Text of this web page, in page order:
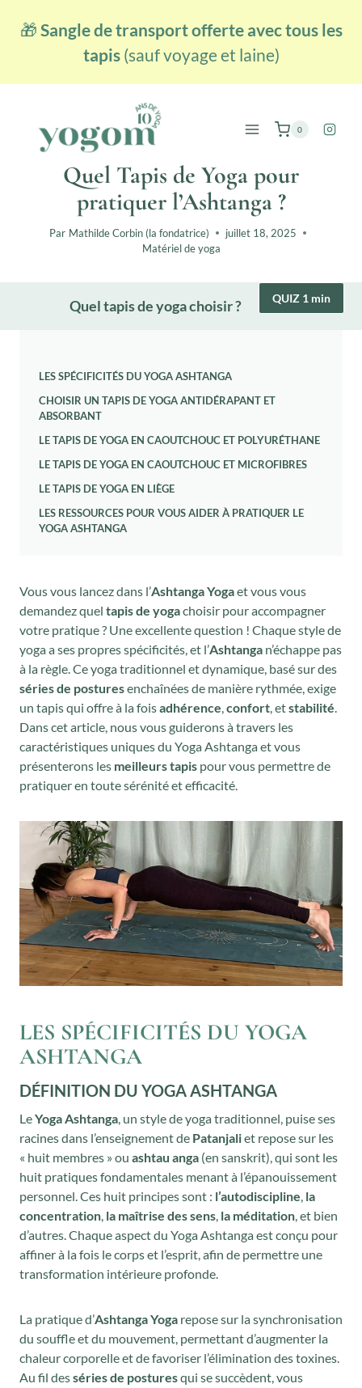
🎁 Sangle de transport offerte avec tous les
tapis (sauf voyage et laine)
0
Quel Tapis de Yoga pour
pratiquer l’Ashtanga ?
Par Mathilde Corbin (la fondatrice)
juillet 18, 2025
Matériel de yoga
Quel tapis de yoga choisir ? QUIZ 1 min
LES SPÉCIFICITÉS DU YOGA ASHTANGA
CHOISIR UN TAPIS DE YOGA ANTIDÉRAPANT ET
ABSORBANT
LE TAPIS DE YOGA EN CAOUTCHOUC ET POLYURÉTHANE
LE TAPIS DE YOGA EN CAOUTCHOUC ET MICROFIBRES
LE TAPIS DE YOGA EN LIÈGE
LES RESSOURCES POUR VOUS AIDER À PRATIQUER LE
YOGA ASHTANGA
Vous vous lancez dans l’Ashtanga Yogaet vous vous
demandez quel tapis de yogachoisir pour accompagner
votre pratique ? Une excellente question ! Chaque style de
yoga a ses propres spécificités, et l’Ashtanga n’échappe pas
à la règle. Ce yoga traditionnel et dynamique, basé sur des
séries de posturesenchaînées de manière rythmée, exige
un tapis qui offre à la foisadhérence confort , etstabilité
Dans cet article, nous vous guiderons à travers les
caractéristiques uniques du Yoga Ashtanga et vous
présenterons les meilleurs tapis pour vous permettre de
pratiquer en toute sérénité et efficacité.
LES SPÉCIFICITÉS DU YOGA
ASHTANGA
DÉFINITION DU YOGA ASHTANGA
LeYoga Ashtanga, un style de yoga traditionnel, puise ses
racines dans l’enseignement de Patanjaliet repose sur les
« huit membres » ou ashtau anga (en sanskrit), qui sont les
huit pratiques fondamentales menant à l’épanouissement
personnel. Ces huit principes sont : l’autodiscipline, la
concentration, la maîtrise des sens, la méditation, et bien
d’autres. Chaque aspect du Yoga Ashtanga est conçu pour
affiner à la fois le corps et l’esprit, afin de permettre une
transformation intérieure profonde.
La pratique d’Ashtanga Yoga repose sur la synchronisation
du souffle et du mouvement, permettant d’augmenter la
chaleur corporelle et de favoriser l’élimination des toxines.
Au fil desséries de posturesqui se succèdent, vous